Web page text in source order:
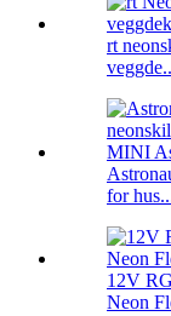
rt
for
12V
Neon